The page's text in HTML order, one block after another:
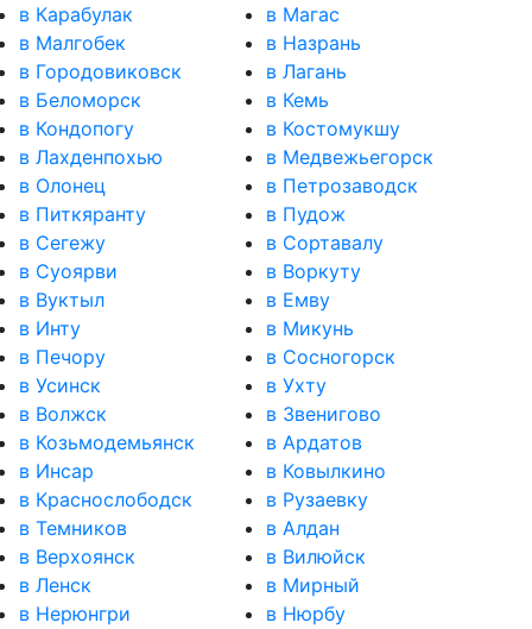
в Карабулак
в Магас
в Малгобек
в Назрань
в Городовиковск
в Лагань
в Беломорск
в Кемь
в Кондопогу
в Костомукшу
в Лахденпохью
в Медвежьегорск
в Олонец
в Петрозаводск
в Питкяранту
в Пудож
в Сегежу
в Сортавалу
в Суоярви
в Воркуту
в Вуктыл
в Емву
в Инту
в Микунь
в Печору
в Сосногорск
в Усинск
в Ухту
в Волжск
в Звенигово
в Козьмодемьянск
в Ардатов
в Инсар
в Ковылкино
в Краснослободск
в Рузаевку
в Темников
в Алдан
в Верхоянск
в Вилюйск
в Ленск
в Мирный
в Нерюнгри
в Нюрбу